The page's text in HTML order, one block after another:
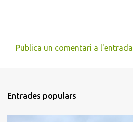
e
n
Publica un comentari a l'entrada
Entrades populars